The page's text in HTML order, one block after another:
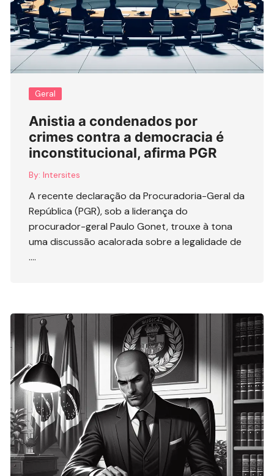
Geral
Anistia a condenados por
crimes contra a democracia é
inconstitucional, afirma PGR
By: Intersites
A recente declaração da Procuradoria-Geral da
República (PGR), sob a liderança do
procurador-geral Paulo Gonet, trouxe à tona
uma discussão acalorada sobre a legalidade de
….